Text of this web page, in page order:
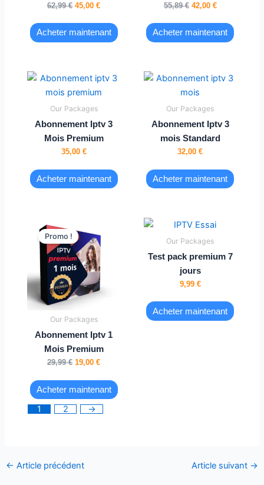
62,99€ 45,00€
Acheter maintenant
55,89€ 42,00 €
Acheter maintenant
Our Packages
Abonnement Iptv 3
Mois Premium
35,00 €
Acheter maintenant
Our Packages
Abonnement Iptv 3
mois Standard
32,00€
Acheter maintenant
Promo !
Our Packages
Abonnement Iptv 1
Mois Premium
29,99€
prix
initial
était :
29,99 €.
19,00€
est :
Acheter maintenant
Our Packages
Test pack premium 7
jours
9,99 €
Acheter maintenant
1 2 →
← Article précédent Article suivant →